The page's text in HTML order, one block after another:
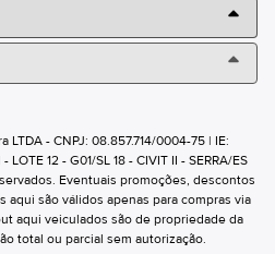
LTDA - CNPJ: 08.857.714/0004-75 | IE:
12 - G01/SL 18 - CIVIT II - SERRA/ES
Eventuais promoções, descontos
são válidos apenas para compras via
aqui veiculados são de propriedade da
total ou parcial sem autorização.